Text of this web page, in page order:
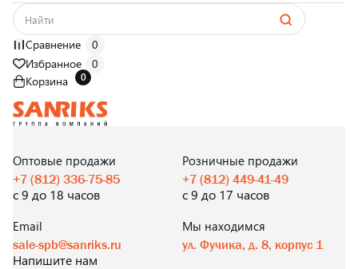
Сравнение
0
Избранное
0
Корзина
0
И В РОЗНИЦУ
Оптовые продажи
+7 (812) 336-75-85
с 9 до 18 часов
Розничные продажи
+7 (812) 449-41-49
с 9 до 17 часов
Email
sale-spb@sanriks.ru
Напишите нам
Мы находимся
ул. Фучика, д. 8, корпус 1